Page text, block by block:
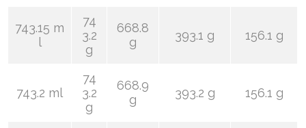
743.15 m
l
74
3.2
g
668.8
g
393.1 g 156.1 g
743.2 ml
74
3.2
g
668.9
g
393.2 g 156.1 g